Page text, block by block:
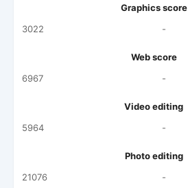
Graphics score
3022
-
Web score
6967
-
Video editing
5964
-
Photo editing
21076
-